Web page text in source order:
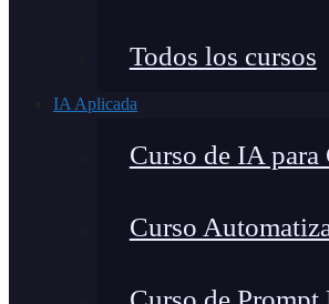
Todos los cursos
IA Aplicada
Curso de IA
Curso